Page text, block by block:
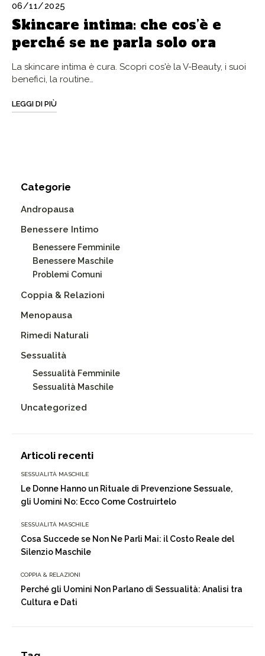
06/11/2025
Skincare intima: che cos’è e
perché se ne parla solo ora
La skincare intima è cura. Scopri cos'è la V-Beauty, i suoi
benefici, la routine…
LEGGI DI PIÙ
Categorie
Andropausa
Benessere Intimo
Benessere Femminile
Benessere Maschile
Problemi Comuni
Coppia & Relazioni
Menopausa
Rimedi Naturali
Sessualità
Sessualità Femminile
Sessualità Maschile
Uncategorized
Articoli recenti
SESSUALITÀ MASCHILE
Le Donne Hanno un Rituale di Prevenzione Sessuale,
gli Uomini No: Ecco Come Costruirtelo
SESSUALITÀ MASCHILE
Cosa Succede se Non Ne Parli Mai: il Costo Reale del
Silenzio Maschile
COPPIA & RELAZIONI
Perché gli Uomini Non Parlano di Sessualità: Analisi tra
Cultura e Dati